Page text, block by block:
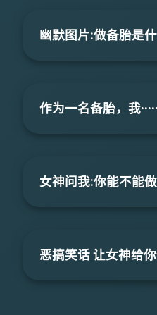
幽默图片:做备胎是
作为一名备胎，我
女神问我:你能不能
恶搞笑话 让女神给